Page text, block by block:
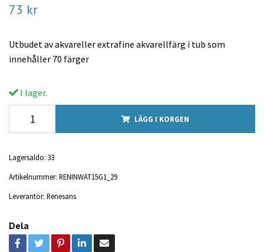
73 kr
Utbudet av akvareller extrafine akvarellfärg i tub som
innehåller 70 färger
I lager.
LÄGG I KORGEN
Lagersaldo: 33
Artikelnummer: RENINWAT15G1_29
Leverantör: Renesans
Dela